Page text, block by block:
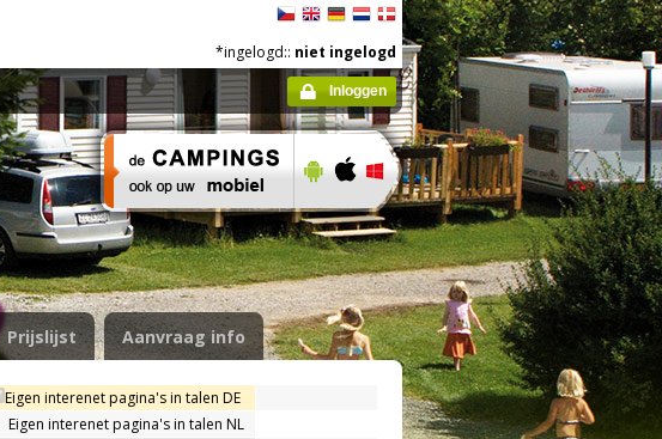
*ingelogd:: niet ingelogd
Inloggen
Prijslijst Aanvraag info
Eigen interenet pagina's in talen DE
Eigen interenet pagina's in talen NL